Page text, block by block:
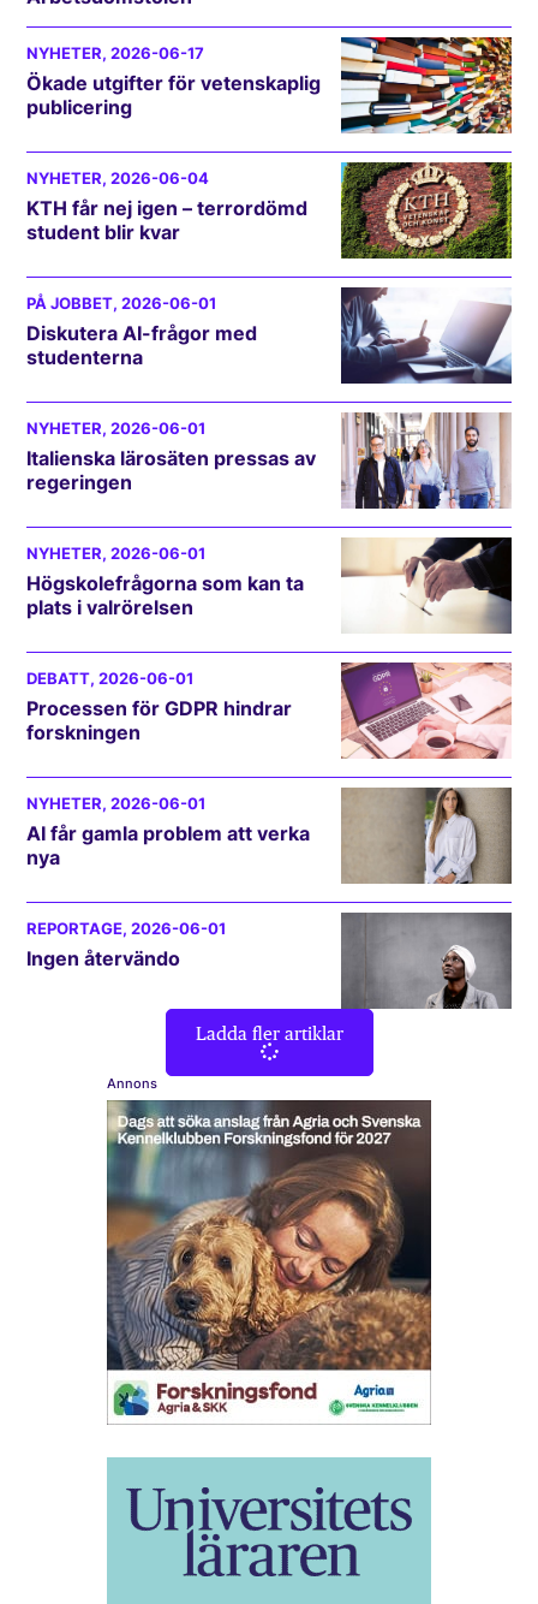
NYHETER, 2026-06-17
Ökade utgifter för vetenskaplig
publicering
NYHETER, 2026-06-04
KTH får nej igen – terrordömd
student blir kvar
PÅ JOBBET, 2026-06-01
Diskutera AI-frågor med
studenterna
NYHETER, 2026-06-01
Italienska lärosäten pressas av
regeringen
NYHETER, 2026-06-01
Högskolefrågorna som kan ta
plats i valrörelsen
DEBATT, 2026-06-01
Processen för GDPR hindrar
forskningen
NYHETER, 2026-06-01
AI får gamla problem att verka
nya
REPORTAGE, 2026-06-01
Ingen återvändo
Ladda fler artiklar
Annons